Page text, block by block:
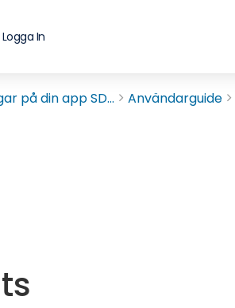
Logga In
på din app SD... Användarguide